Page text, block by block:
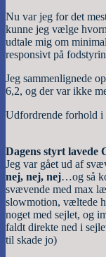
Nu var jeg for det
kunne jeg vælge
udtale mig om
responsivt på
Jeg sammenlignede
6,2, og der var ikke
Udfordrende forhold i
Dagens styrt lavede
Jeg var gået ud af
nej, nej, nej…og så
svævende med max
slowmotion, væltede
noget med sejlet, og
faldt direkte ned i
til skade jo)